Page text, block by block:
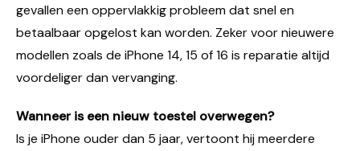
gevallen een oppervlakkig probleem dat snel en
betaalbaar opgelost kan worden. Zeker voor nieuwere
modellen zoals de iPhone 14, 15 of 16 is reparatie altijd
voordeliger dan vervanging.
Wanneer is een nieuw toestel overwegen?
Is je iPhone ouder dan 5 jaar, vertoont hij meerdere